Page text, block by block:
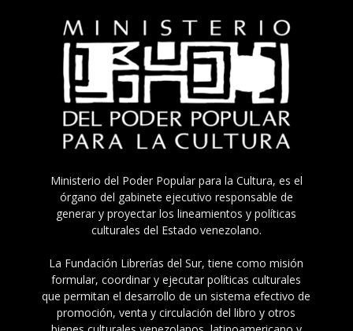
Ministerio del Poder Popular para la Cultura, es el
órgano del gabinete ejecutivo responsable de
generar y proyectar los lineamientos y políticas
culturales del Estado venezolano.
La Fundación Librerías del Sur, tiene como misión
formular, coordinar y ejecutar políticas culturales
que permitan el desarrollo de un sistema efectivo de
promoción, venta y circulación del libro y otros